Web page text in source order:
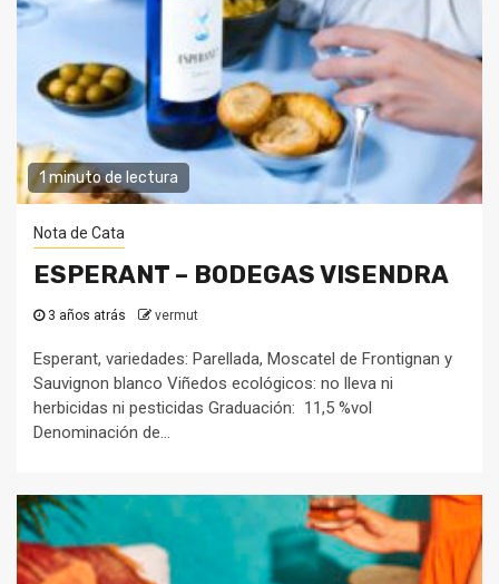
1 minuto de lectura
Nota de Cata
ESPERANT – BODEGAS VISENDRA
3 años atrás vermut
Esperant, variedades: Parellada, Moscatel de Frontignan y
Sauvignon blanco Viñedos ecológicos: no lleva ni
herbicidas ni pesticidas Graduación: 11,5 %vol
Denominación de...